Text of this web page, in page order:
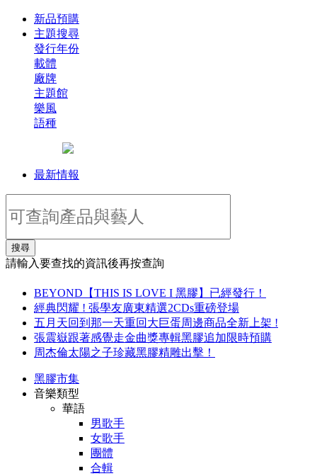
新品預購
主題搜尋
發行年份
載體
廠牌
主題館
樂風
語種
最新情報
搜尋
請輸入要查找的資訊後再按查詢
BEYOND【THIS IS LOVE I 黑膠】已經發行！
經典閃耀 ! 張學友廣東精選2CDs重磅登場
五月天回到那一天重回大巨蛋周邊商品全新上架 !
張震嶽跟著感覺走金曲獎專輯黑膠追加限時預購
周杰倫太陽之子珍藏黑膠精雕出擊！
黑膠市集
音樂類型
華語
男歌手
女歌手
團體
合輯